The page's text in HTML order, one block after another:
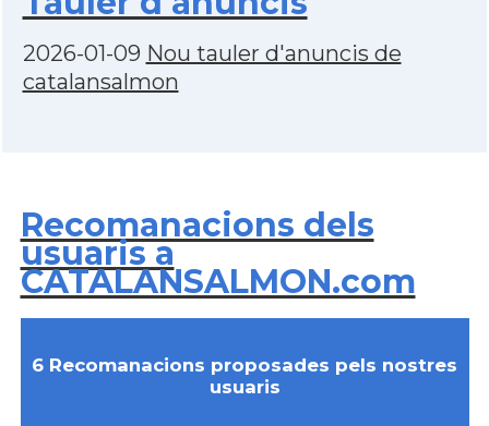
2026-01-09 Nou tauler d'anuncis de
catalansalmon
Recomanacions dels
usuaris a
CATALANSALMON.com
6 Recomanacions proposades pels nostres
usuaris